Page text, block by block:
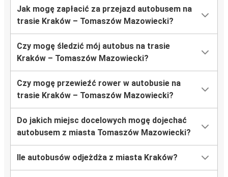
Jak mogę zapłacić za przejazd autobusem na
trasie Kraków – Tomaszów Mazowiecki?
Czy mogę śledzić mój autobus na trasie
Kraków – Tomaszów Mazowiecki?
Czy mogę przewieźć rower w autobusie na
trasie Kraków – Tomaszów Mazowiecki?
Do jakich miejsc docelowych mogę dojechać
autobusem z miasta Tomaszów Mazowiecki?
Ile autobusów odjeżdża z miasta Kraków?